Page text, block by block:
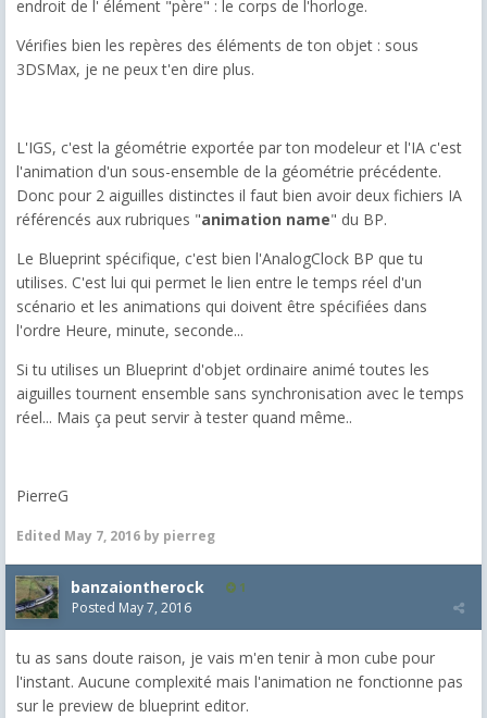
endroit de l' élément "père" : le corps de l'horloge.
Vérifies bien les repères des éléments de ton objet : sous
3DSMax, je ne peux t'en dire plus.
L'IGS, c'est la géométrie exportée par ton modeleur et l'IA c'est
l'animation d'un sous-ensemble de la géométrie précédente.
Donc pour 2 aiguilles distinctes il faut bien avoir deux fichiers IA
référencés aux rubriques "animation name" du BP.
Le Blueprint spécifique, c'est bien l'AnalogClock BP que tu
utilises. C'est lui qui permet le lien entre le temps réel d'un
scénario et les animations qui doivent être spécifiées dans
l'ordre Heure, minute, seconde...
Si tu utilises un Blueprint d'objet ordinaire animé toutes les
aiguilles tournent ensemble sans synchronisation avec le temps
réel... Mais ça peut servir à tester quand même..
PierreG
Edited May 7, 2016 by pierreg
banzaiontherock 1
Posted May 7, 2016
tu as sans doute raison, je vais m'en tenir à mon cube pour
l'instant. Aucune complexité mais l'animation ne fonctionne pas
sur le preview de blueprint editor.